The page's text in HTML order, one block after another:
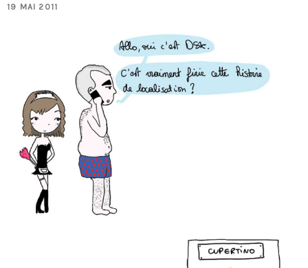
PUBLIÉ
19 MAI 2011